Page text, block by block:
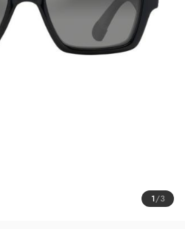
1/3